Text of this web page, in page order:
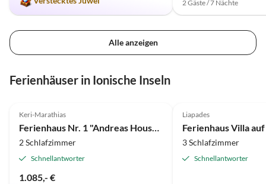
Erinnerung an unseren
in einem perfekten
Cottage auf dem Land
bei weitem
verweilen.
2 Gäste / 7 Nächte
Alle anzeigen
Ferienhäuser in Ionische Inseln
Keri-Marathias
Ferienhaus Nr. 1 "Andreas Houses"
2 Schlafzimmer
Schnellantworter
1.085,- €
Liapades
3 Schlafzimmer
Schnellantworter